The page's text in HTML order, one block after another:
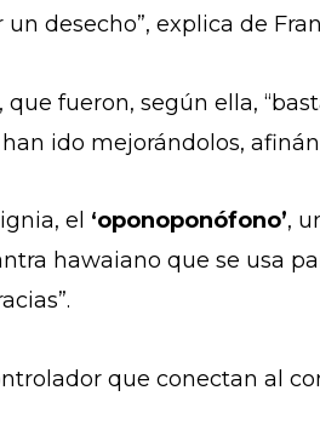
desecho”, explica de
fueron, según ella,
ido mejorándolos,
el ‘oponoponófono’,
hawaiano que se usa
que conectan al